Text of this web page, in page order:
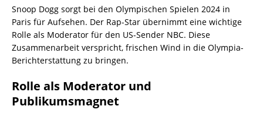
Snoop Dogg sorgt bei den Olympischen Spielen 2024 in
Paris für Aufsehen. Der Rap-Star übernimmt eine wichtige
Rolle als Moderator für den US-Sender NBC. Diese
Zusammenarbeit verspricht, frischen Wind in die Olympia-
Berichterstattung zu bringen.
Rolle als Moderator und
Publikumsmagnet